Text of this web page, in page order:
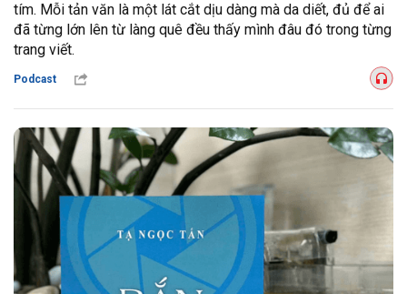
tím. Mỗi tản văn là một lát cắt dịu dàng mà da diết, đủ để ai
đã từng lớn lên từ làng quê đều thấy mình đâu đó trong từng
trang viết.
Podcast